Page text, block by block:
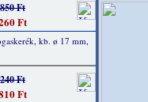
Ft
Ft
kb. ø 17 mm,
Ft
Ft